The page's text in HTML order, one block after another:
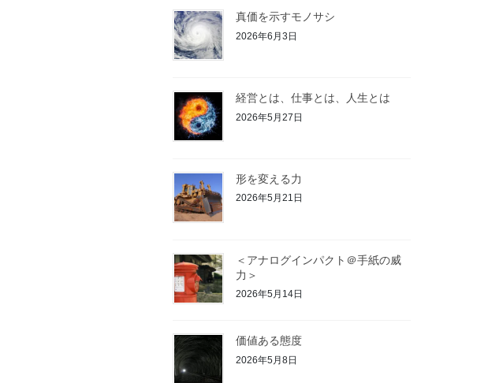
真価を示すモノサシ
2026年6月3日
経営とは、仕事とは、人生とは
2026年5月27日
形を変える力
2026年5月21日
＜アナログインパクト＠手紙の威
力＞
2026年5月14日
価値ある態度
2026年5月8日